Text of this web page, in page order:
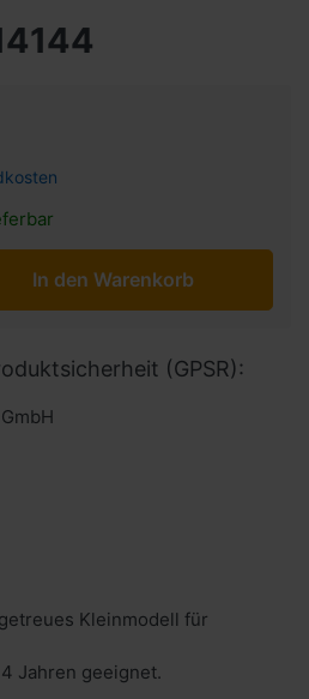
In den Warenkorb
(GPSR):
Kleinmodell für
Jahren geeignet.